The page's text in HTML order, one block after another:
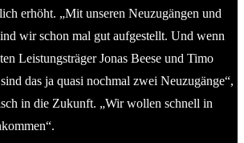
erhöht. „Mit unseren Neuzugängen und
wir schon mal gut aufgestellt. Und wenn
Leistungsträger Jonas Beese und Timo
das ja quasi nochmal zwei Neuzugänge“,
in die Zukunft. „Wir wollen schnell in